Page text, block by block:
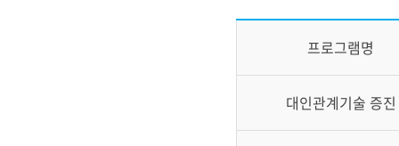
프로그램명
대인관계기술 증진